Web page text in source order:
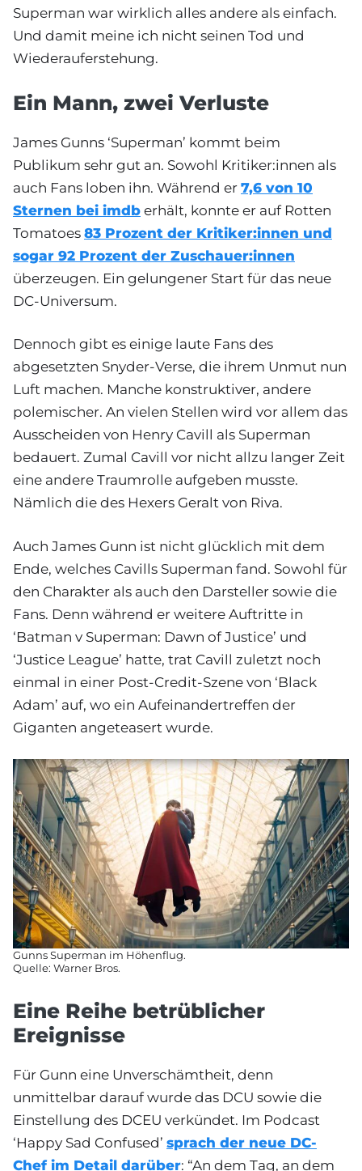
Superman war wirklich alles andere als einfach.
Und damit meine ich nicht seinen Tod und
Wiederauferstehung.
Ein Mann, zwei Verluste
James Gunns ‘Superman’ kommt beim
Publikum sehr gut an. Sowohl Kritiker:innen als
auch Fans loben ihn. Während er 7,6 von 10
Sternen bei imdb erhält, konnte er auf Rotten
Tomatoes 83 Prozent der Kritiker:innen und
sogar 92 Prozent der Zuschauer:innen
überzeugen. Ein gelungener Start für das neue
DC-Universum.
Dennoch gibt es einige laute Fans des
abgesetzten Snyder-Verse, die ihrem Unmut nun
Luft machen. Manche konstruktiver, andere
polemischer. An vielen Stellen wird vor allem das
Ausscheiden von Henry Cavill als Superman
bedauert. Zumal Cavill vor nicht allzu langer Zeit
eine andere Traumrolle aufgeben musste.
Nämlich die des Hexers Geralt von Riva.
Auch James Gunn ist nicht glücklich mit dem
Ende, welches Cavills Superman fand. Sowohl für
den Charakter als auch den Darsteller sowie die
Fans. Denn während er weitere Auftritte in
‘Batman v Superman: Dawn of Justice’ und
‘Justice League’ hatte, trat Cavill zuletzt noch
einmal in einer Post-Credit-Szene von ‘Black
Adam’ auf, wo ein Aufeinandertreffen der
Giganten angeteasert wurde.
Gunns Superman im Höhenflug.
Quelle: Warner Bros.
Eine Reihe betrüblicher
Ereignisse
Für Gunn eine Unverschämtheit, denn
unmittelbar darauf wurde das DCU sowie die
Einstellung des DCEU verkündet. Im Podcast
‘Happy Sad Confused’ sprach der neue DC-
Chef im Detail darüber: “An dem Tag, an dem